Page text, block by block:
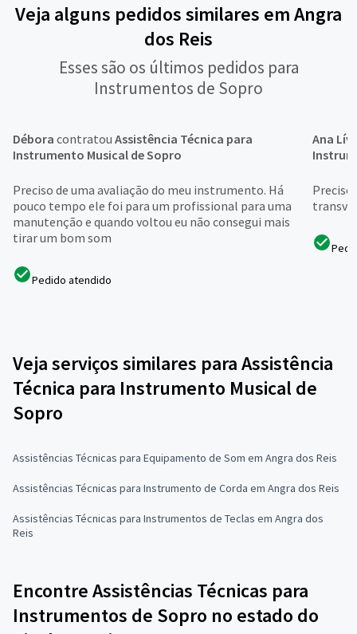
Veja alguns pedidos similares em Angra
dos Reis
Esses são os últimos pedidos para
Instrumentos de Sopro
Débora contratou Assistência Técnica para
Instrumento Musical de Sopro
Preciso de uma avaliação do meu instrumento. Há
pouco tempo ele foi para um profissional para uma
manutenção e quando voltou eu não consegui mais
tirar um bom som
Pedido atendido
Ana
Veja serviços similares para Assistência
Técnica para Instrumento Musical de
Sopro
Assistências Técnicas para Equipamento de Som em Angra dos Reis
Assistências Técnicas para Instrumento de Corda em Angra dos Reis
Assistências Técnicas para Instrumentos de Teclas em Angra dos
Reis
Encontre Assistências Técnicas para
Instrumentos de Sopro no estado do